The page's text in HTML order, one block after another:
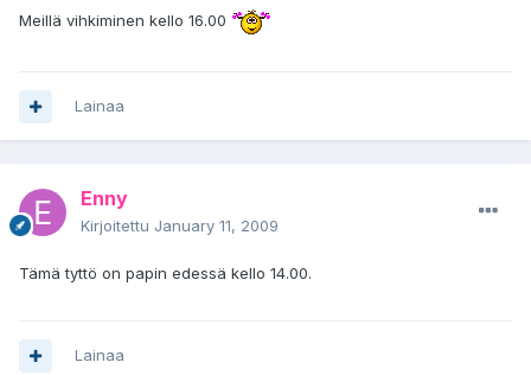
Meillä vihkiminen kello 16.00
Lainaa
Enny
Kirjoitettu January 11, 2009
Tämä tyttö on papin edessä kello 14.00.
Lainaa